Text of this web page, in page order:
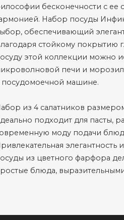
бесконечности с ее
Набор посуды
обеспечивающий
стойкому покрытию
этой коллекции можно
печи и
посудомоечной машине.
из 4 салатников
подходит для пасты,
моду подачи
элегантность
из цветного фарфора
блюда,